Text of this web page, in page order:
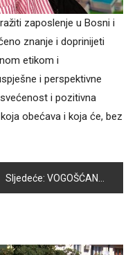
zaposlenje u Bosni i
znanje i doprinijeti
etikom i
i perspektivne
i pozitivna
obećava i koja će, bez
Sljedeće: VOGOŠĆANI SE SJEĆAJU OLIMPIJADE IZ 1984. GODINE